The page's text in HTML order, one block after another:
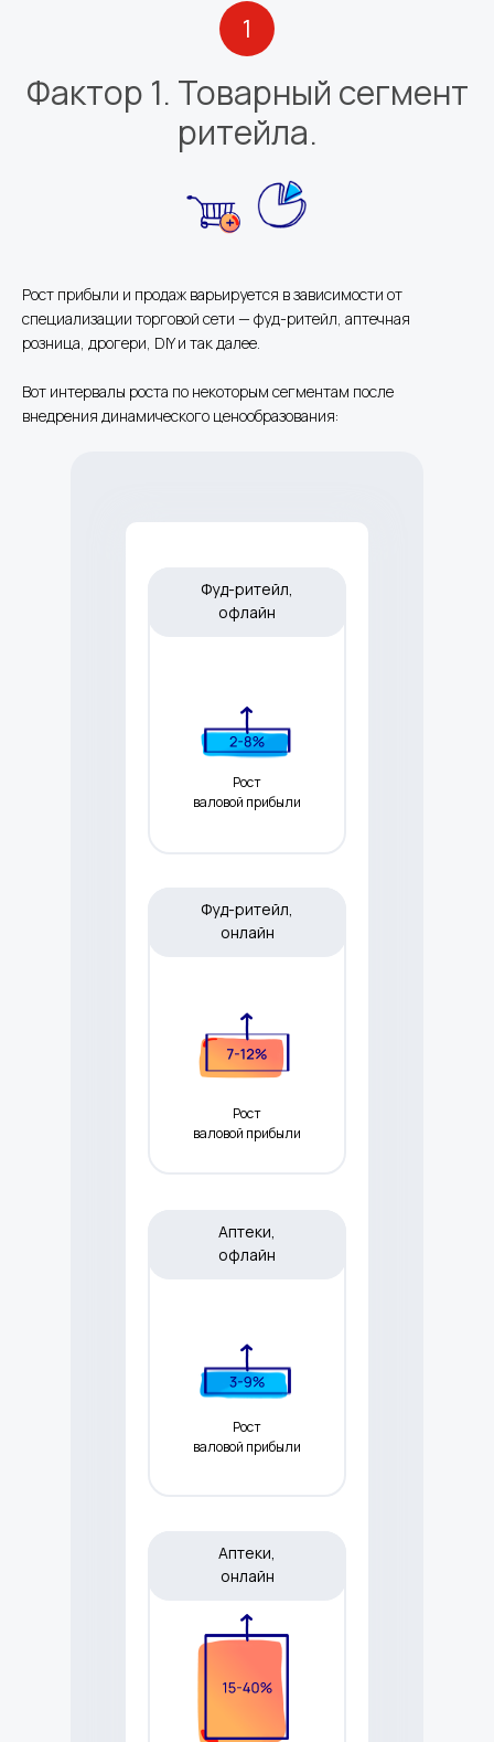
1
Фактор 1. Товарный сегмент
ритейла.
Рост прибыли и продаж варьируется в зависимости от
специализации торговой сети — фуд-ритейл, аптечная
розница, дрогери, DIY и так далее.
Вот интервалы роста по некоторым сегментам после
внедрения динамического ценообразования:
Рост
валовой прибыли
Рост
валовой прибыли
Фуд-ритейл,
онлайн
Аптеки,
офлайн
Аптеки,
онлайн
Рост
валовой прибыли
Фуд-ритейл,
офлайн